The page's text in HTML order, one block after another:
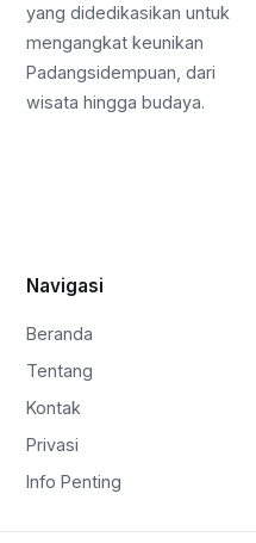
yang didedikasikan untuk
mengangkat keunikan
Padangsidempuan, dari
wisata hingga budaya.
Navigasi
Beranda
Tentang
Kontak
Privasi
Info Penting